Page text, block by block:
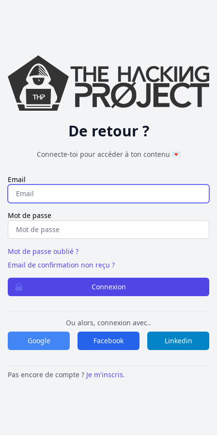
De retour ?
Connecte-toi pour accéder à ton contenu 💌
Email
Mot de passe
Mot de passe oublié ?
Email de confirmation non reçu ?
Connexion
Ou alors, connexion avec..
Google
Facebook Linkedin
Pas encore de compte ? Je m'inscris.